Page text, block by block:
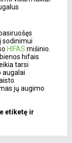
sodinimui
HIFAS mišinio.
hifais
tarsi
augalai
jų augimo
etiketę ir